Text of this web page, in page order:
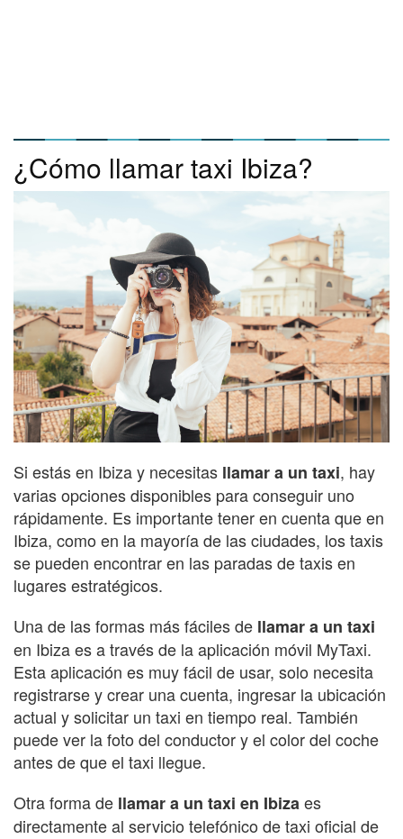
¿Cómo llamar taxi Ibiza?
Si estás en Ibiza y necesitas llamar a un taxi, hay
varias opciones disponibles para conseguir uno
rápidamente. Es importante tener en cuenta que en
Ibiza, como en la mayoría de las ciudades, los taxis
se pueden encontrar en las paradas de taxis en
lugares estratégicos.
Una de las formas más fáciles de llamar a un taxi
en Ibiza es a través de la aplicación móvil MyTaxi.
Esta aplicación es muy fácil de usar, solo necesita
registrarse y crear una cuenta, ingresar la ubicación
actual y solicitar un taxi en tiempo real. También
puede ver la foto del conductor y el color del coche
antes de que el taxi llegue.
Otra forma de llamar a un taxi en Ibizaes
directamente al servicio telefónico de taxi oficial de